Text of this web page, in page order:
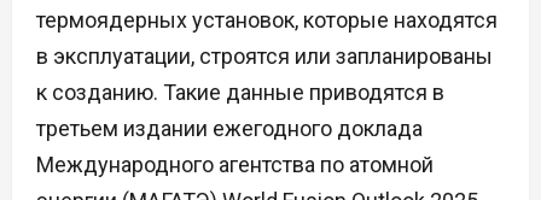
термоядерных установок, которые находятся
в эксплуатации, строятся или запланированы
к созданию. Такие данные приводятся в
третьем издании ежегодного доклада
Международного агентства по атомной